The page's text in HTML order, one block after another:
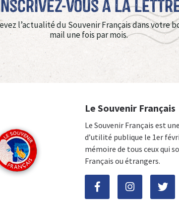
vous à La
l’actualité du Souvenir Français dans votre
mail une fois par mois.
Le Souvenir Français
Le Souvenir Français est
d’utilité publique le 1er
mémoire de tous ceux qui
Français ou étrangers.